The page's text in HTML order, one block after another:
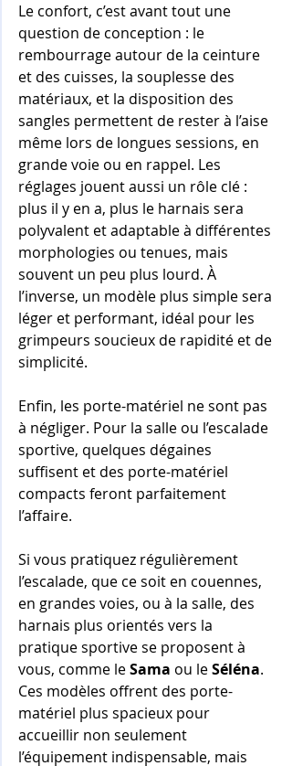
Le confort, c’est avant tout une
question de conception : le
rembourrage autour de la ceinture
et des cuisses, la souplesse des
matériaux, et la disposition des
sangles permettent de rester à l’aise
même lors de longues sessions, en
grande voie ou en rappel. Les
réglages jouent aussi un rôle clé :
plus il y en a, plus le harnais sera
polyvalent et adaptable à différentes
morphologies ou tenues, mais
souvent un peu plus lourd. À
l’inverse, un modèle plus simple sera
léger et performant, idéal pour les
grimpeurs soucieux de rapidité et de
simplicité.
Enfin, les porte-matériel ne sont pas
à négliger. Pour la salle ou l’escalade
sportive, quelques dégaines
suffisent et des porte-matériel
compacts feront parfaitement
l’affaire.
Si vous pratiquez régulièrement
l’escalade, que ce soit en couennes,
en grandes voies, ou à la salle, des
harnais plus orientés vers la
pratique sportive se proposent à
vous, comme le Sama ou le Séléna.
Ces modèles offrent des porte-
matériel plus spacieux pour
accueillir non seulement
l’équipement indispensable, mais